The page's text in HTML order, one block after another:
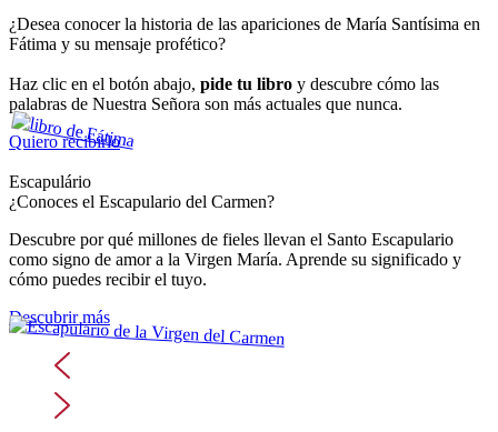
¿Desea conocer la historia de las apariciones de María Santísima en
Fátima y su mensaje profético?
Haz clic en el botón abajo, pide tu libro y descubre cómo las
palabras de Nuestra Señora son más actuales que nunca.
Quiero recibirlo
Escapulário
¿Conoces el Escapulario del Carmen?
Descubre por qué millones de fieles llevan el Santo Escapulario
como signo de amor a la Virgen María. Aprende su significado y
cómo puedes recibir el tuyo.
Descubrir más